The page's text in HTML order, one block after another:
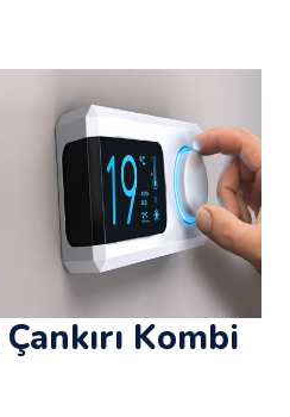
Kombi